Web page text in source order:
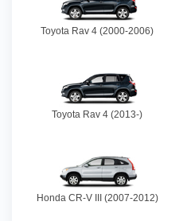
Toyota Rav 4 (2000-2006)
Toyota Rav 4 (2013-)
Honda CR-V III (2007-2012)